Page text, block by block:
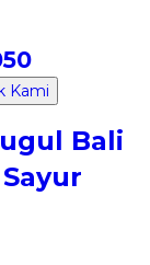
Kami
Bali